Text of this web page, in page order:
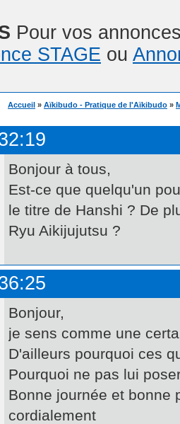
Pour vos
STAGE ou
Accueil » Aïkibudo - Pratique de l'Aïkibudo »
Bonjour à tous,
Est-ce que quelqu'un
le titre de Hanshi ? De
Ryu Aikijujutsu ?
Bonjour,
je sens comme une
D'ailleurs pourquoi ces
Pourquoi ne pas lui
Bonne journée et bonne
cordialement